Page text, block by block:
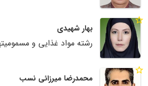
بهار شهیدی
رشته مواد غذایی و
محمدرضا میرزائی نسب